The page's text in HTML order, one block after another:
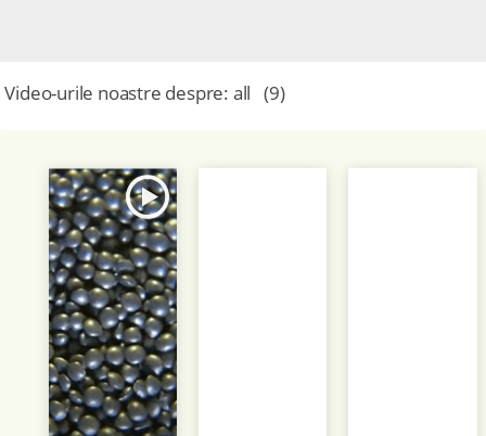
Video-urile noastre despre: all (9)